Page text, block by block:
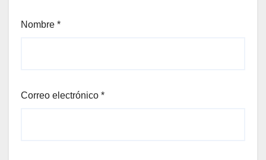
Nombre *
Correo electrónico *